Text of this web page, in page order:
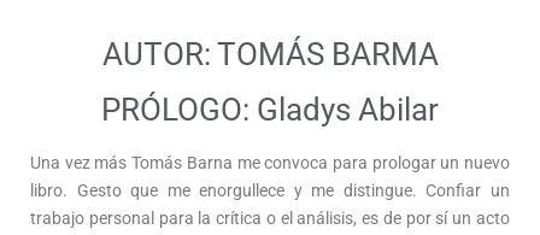
AUTOR: TOMÁS BARMA
PRÓLOGO: Gladys Abilar
Una vez más Tomás Barna me convoca para prologar un nuevo
libro. Gesto que me enorgullece y me distingue. Confiar un
trabajo personal para la crítica o el análisis, es de por sí un acto